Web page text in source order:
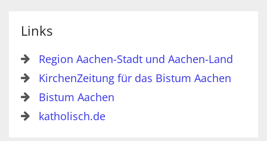
Links
Region Aachen-Stadt und Aachen-Land
KirchenZeitung für das Bistum Aachen
Bistum Aachen
katholisch.de